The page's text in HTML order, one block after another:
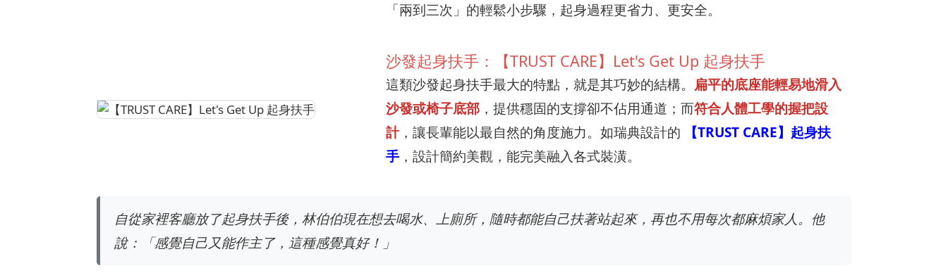
「兩到三次」的輕鬆小步驟，起身過程更省力、更安全。
沙發起身扶手：【TRUST CARE】Let's Get Up 起身扶手
這類沙發起身扶手最大的特點，就是其巧妙的結構。 扁平的底座能輕易地滑入
沙發或椅子底部 ，提供穩固的支撐卻不佔用通道；而符合人體工學的握把設
計，讓長輩能以最自然的角度施力。如瑞典設計的
【TRUST CARE】起身扶
手 ，設計簡約美觀，能完美融入各式裝潢。
自從家裡客廳放了起身扶手後，林伯伯現在想去喝水、上廁所，隨時都能自己扶著站起來，再也不用每次都麻煩家人。他
說：「感覺自己又能作主了，這種感覺真好！」